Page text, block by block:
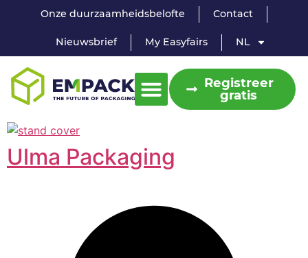
Onze duurzaamheidsbelofte Contact
Nieuwsbrief My Easyfairs NL
Registreer
gratis
Ulma Packaging